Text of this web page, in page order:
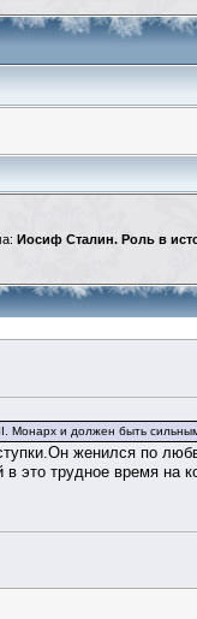
Иосиф Сталин. Роль в
Монарх и должен быть
женился по
это трудное время на